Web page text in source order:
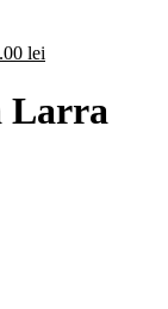
lei
428.00 lei.
Larra